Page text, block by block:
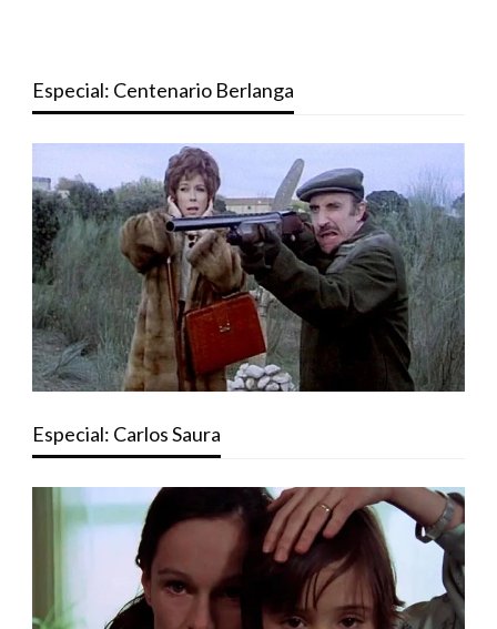
Especial: Centenario Berlanga
Especial: Carlos Saura